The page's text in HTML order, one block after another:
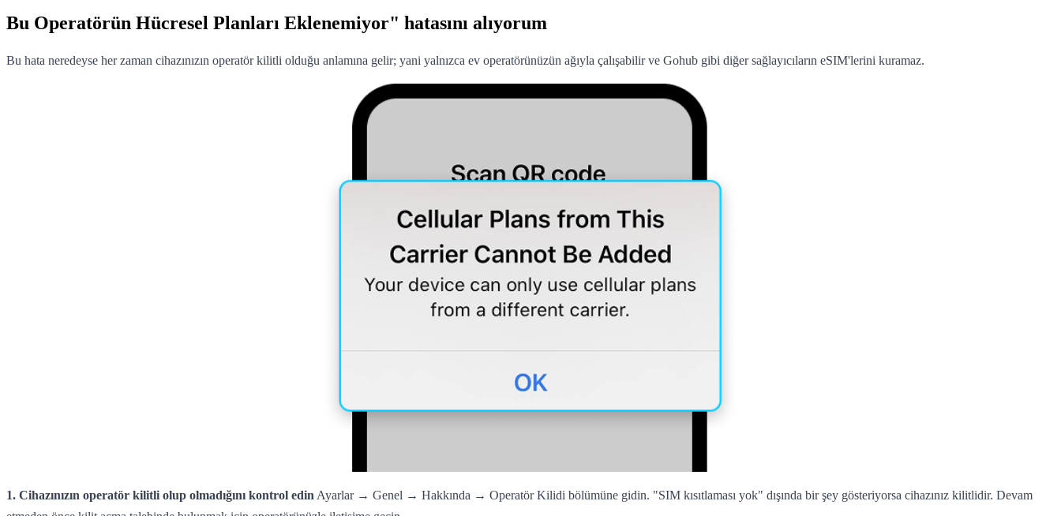
Bu Operatörün Hücresel Planları Eklenemiyor" hatasını alıyorum
Bu hata neredeyse her zaman cihazınızın operatör kilitli olduğu anlamına gelir; yani yalnızca ev operatörünüzün ağıyla çalışabilir ve Gohub gibi diğer sağlayıcıların eSIM'lerini kuramaz.
1. Cihazınızın operatör kilitli olup olmadığını kontrol edin Ayarlar → Genel → Hakkında → Operatör Kilidi bölümüne gidin. "SIM kısıtlaması yok" dışında bir şey gösteriyorsa cihazınız kilitlidir. Devam